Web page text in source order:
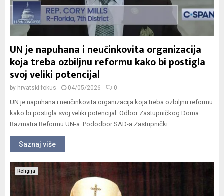
UN je napuhana i neučinkovita organizacija
koja treba ozbiljnu reformu kako bi postigla
svoj veliki potencijal
by hrvatski-fokus 04/05/2026 0
UN je napuhana i neučinkovita organizacija koja treba ozbiljnu reformu
kako bi postigla svoj veliki potencijal. Odbor Zastupničkog Doma
Razmatra Reformu UN-a. Pododbor SAD-a Zastupnički...
Saznaj više
Religija